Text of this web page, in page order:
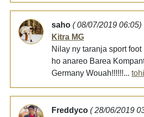
saho ( 08/07/2019 06:05)
Kitra MG
Nilay ny taranja sport
ho anareo Barea
Germany Wouah!!!!!!...
Freddyco ( 28/06/2019